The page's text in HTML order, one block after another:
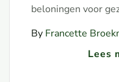
beloningen voor
Lees
By Francette